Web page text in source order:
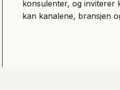
konsulenter, og inviterer
kan kanalene, bransjen